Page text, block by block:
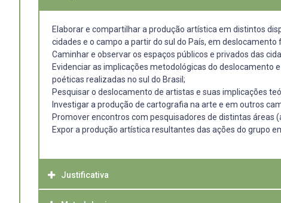
Elaborar e compartilhar a produção artística em distintos
cidades e o campo a partir do sul do País, em
Caminhar e observar os espaços públicos e privados das
Evidenciar as implicações metodológicas do deslocamento
poéticas realizadas no sul do Brasil;
Pesquisar o deslocamento de artistas e suas implicações
Investigar a produção de cartografia na arte e em outros
Promover encontros com pesquisadores de distintas áreas
Expor a produção artística resultantes das ações do grupo
Justificativa